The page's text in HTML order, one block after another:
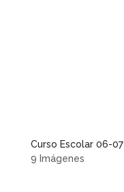
Curso Escolar 06-07
9 Imágenes